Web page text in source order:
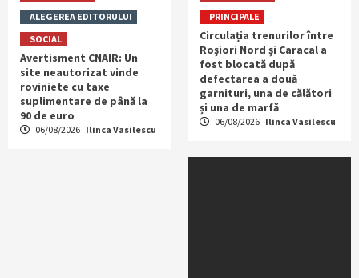
ALEGEREA EDITORULUI
SOCIAL
Avertisment CNAIR: Un
site neautorizat vinde
roviniete cu taxe
suplimentare de până la
90 de euro
06/08/2026 Ilinca Vasilescu
PRINCIPALE
Circulația trenurilor între
Roșiori Nord și Caracal a
fost blocată după
defectarea a două
garnituri, una de călători
și una de marfă
06/08/2026 Ilinca Vasilescu